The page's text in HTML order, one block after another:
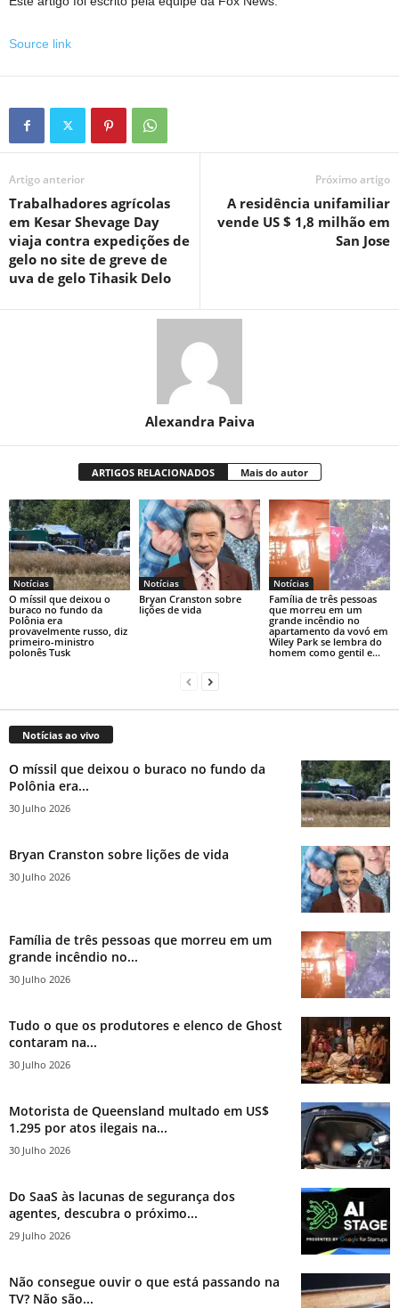
Source link
Artigo anterior
Trabalhadores agrícolas
em Kesar Shevage Day
viaja contra expedições de
gelo no site de greve de
uva de gelo Tihasik Delo
Próximo artigo
A residência unifamiliar
vende US $ 1,8 milhão em
San Jose
Alexandra Paiva
ARTIGOS RELACIONADOS Mais do autor
Notícias
O míssil que deixou o
buraco no fundo da
Polônia era
provavelmente russo, diz
primeiro-ministro
polonês Tusk
Notícias
Bryan Cranston sobre
lições de vida
Notícias
Família de três pessoas
que morreu em um
grande incêndio no
apartamento da vovó em
Wiley Park se lembra do
homem como gentil e...
Notícias ao vivo
O míssil que deixou o buraco no fundo da
Polônia era...
30 Julho 2026
Bryan Cranston sobre lições de vida
30 Julho 2026
Família de três pessoas que morreu em um
grande incêndio no...
30 Julho 2026
Tudo o que os produtores e elenco de Ghost
contaram na...
30 Julho 2026
Motorista de Queensland multado em US$
1.295 por atos ilegais na...
30 Julho 2026
Do SaaS às lacunas de segurança dos
agentes, descubra o próximo...
29 Julho 2026
Não consegue ouvir o que está passando na
TV? Não são...